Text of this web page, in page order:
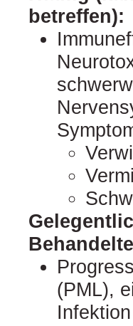
betreffen):
(PML),